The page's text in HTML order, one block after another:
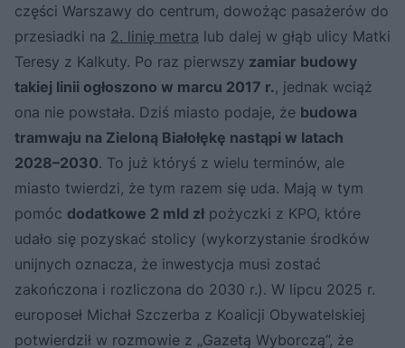
części Warszawy do centrum, dowożąc pasażerów do
przesiadki na 2. linię metra lub dalej w głąb ulicy Matki
Teresy z Kalkuty. Po raz pierwszy zamiar budowy
takiej linii ogłoszono w marcu 2017 r., jednak wciąż
ona nie powstała. Dziś miasto podaje, że budowa
tramwaju na Zieloną Białołękę nastąpi w latach
2028–2030. To już któryś z wielu terminów, ale
miasto twierdzi, że tym razem się uda. Mają w tym
pomóc dodatkowe 2 mld zł pożyczki z KPO, które
udało się pozyskać stolicy (wykorzystanie środków
unijnych oznacza, że inwestycja musi zostać
zakończona i rozliczona do 2030 r.). W lipcu 2025 r.
europoseł Michał Szczerba z Koalicji Obywatelskiej
potwierdził w rozmowie z „Gazetą Wyborczą”, że